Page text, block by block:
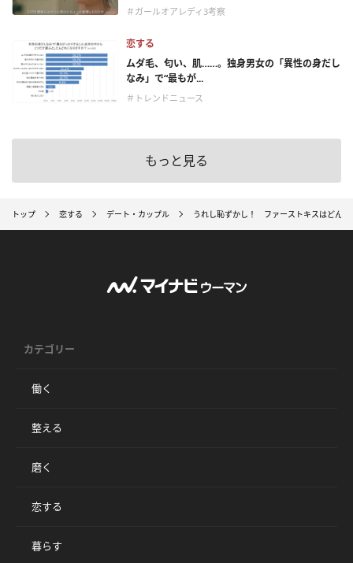
＃ガールオアレディ3考察
恋する
ムダ毛、匂い、肌……。独身男女の「異性の身だし
なみ」で“最もが...
＃トレンドニュース
もっと見る
トップ 恋する デート・カップル うれし恥ずかし！ ファーストキスはどん
カテゴリー
働く
整える
磨く
恋する
暮らす